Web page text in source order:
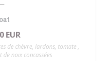
EUR
de chèvre, lardons, tomate ,
noix concassées